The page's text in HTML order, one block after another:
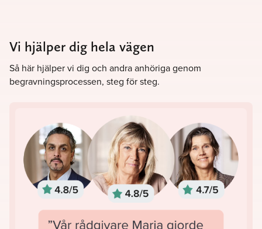
Vi hjälper dig hela vägen
Så här hjälper vi dig och andra anhöriga genom
begravningsprocessen, steg för steg.